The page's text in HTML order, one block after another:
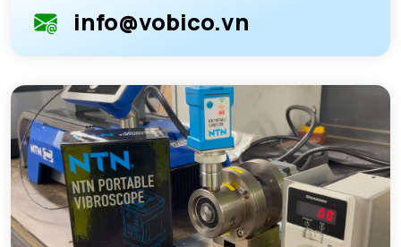
info@vobico.vn